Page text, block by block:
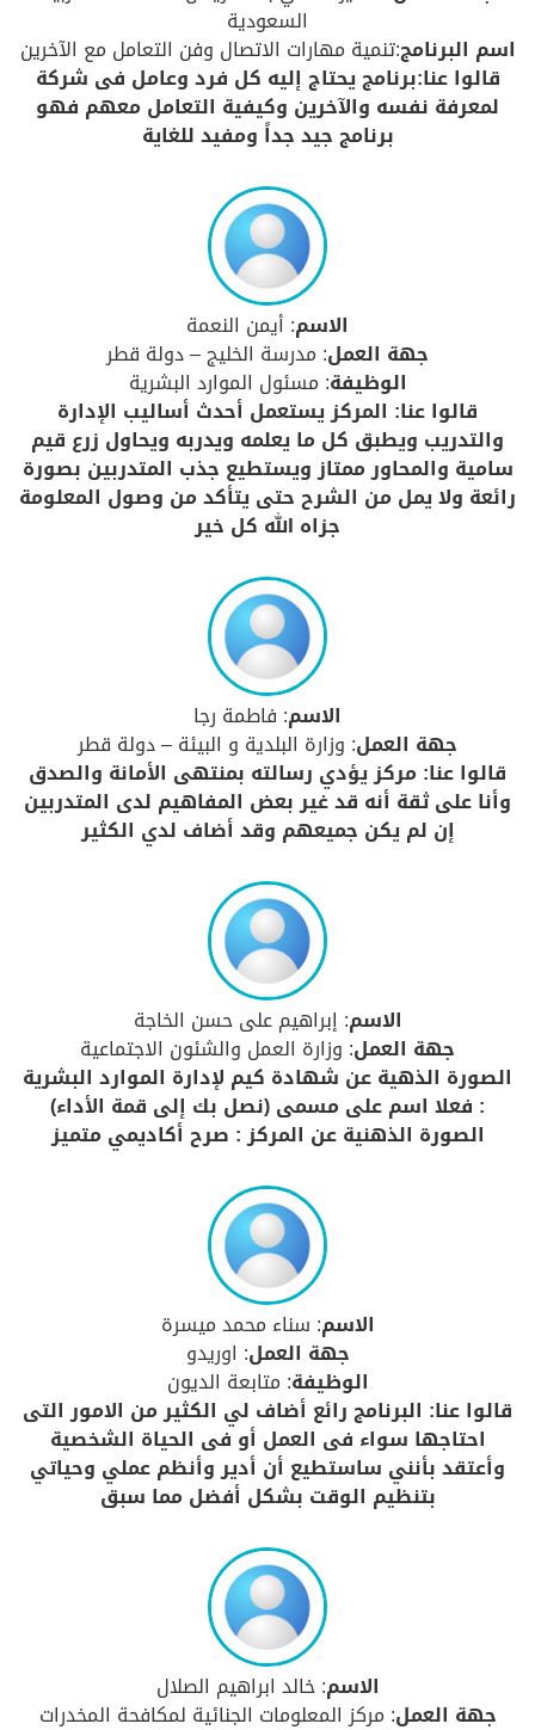
السعودية
اسم البرنامج:تنمية مهارات الاتصال وفن التعامل مع الآخرين
قالوا عنا:برنامج يحتاج إليه كل فرد وعامل فى شركة
لمعرفة نفسه والآخرين وكيفية التعامل معهم فهو
برنامج جيد جداً ومفيد للغاية
الاسم: أيمن النعمة
جهة العمل: مدرسة الخليج – دولة قطر
الوظيفة: مسئول الموارد البشرية
قالوا عنا: المركز يستعمل أحدث أساليب الإدارة
والتدريب ويطبق كل ما يعلمه ويدربه ويحاول زرع قيم
سامية والمحاور ممتاز ويستطيع جذب المتدربين بصورة
رائعة ولا يمل من الشرح حتى يتأكد من وصول المعلومة
جزاه الله كل خير
الاسم: فاطمة رجا
جهة العمل: وزارة البلدية و البيئة – دولة قطر
قالوا عنا: مركز يؤدي رسالته بمنتهى الأمانة والصدق
وأنا على ثقة أنه قد غير بعض المفاهيم لدى المتدربين
إن لم يكن جميعهم وقد أضاف لدي الكثير
الاسم: إبراهيم على حسن الخاجة
جهة العمل: وزارة العمل والشئون الاجتماعية
الصورة الذهية عن شهادة كيم لإدارة الموارد البشرية
: فعلا اسم على مسمى (نصل بك إلى قمة الأداء)
الصورة الذهنية عن المركز : صرح أكاديمي متميز
الاسم: سناء محمد ميسرة
جهة العمل: اوريدو
الوظيفة: متابعة الديون
قالوا عنا: البرنامج رائع أضاف لي الكثير من الامور التى
احتاجها سواء فى العمل أو فى الحياة الشخصية
وأعتقد بأنني ساستطيع أن أدير وأنظم عملي وحياتي
بتنظيم الوقت بشكل أفضل مما سبق
الاسم: خالد ابراهيم الصلال
جهة العمل: مركز المعلومات الجنائية لمكافحة المخدرات